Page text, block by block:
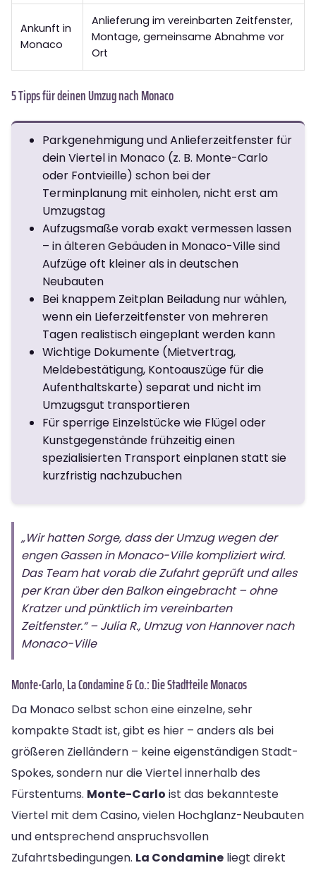
Ankunft in
Monaco
Anlieferung im vereinbarten Zeitfenster,
Montage, gemeinsame Abnahme vor
Ort
5 Tipps für deinen Umzug nach Monaco
Parkgenehmigung und Anlieferzeitfenster für
dein Viertel in Monaco (z. B. Monte-Carlo
oder Fontvieille) schon bei der
Terminplanung mit einholen, nicht erst am
Umzugstag
Aufzugsmaße vorab exakt vermessen lassen
– in älteren Gebäuden in Monaco-Ville sind
Aufzüge oft kleiner als in deutschen
Neubauten
Bei knappem Zeitplan Beiladung nur wählen,
wenn ein Lieferzeitfenster von mehreren
Tagen realistisch eingeplant werden kann
Wichtige Dokumente (Mietvertrag,
Meldebestätigung, Kontoauszüge für die
Aufenthaltskarte) separat und nicht im
Umzugsgut transportieren
Für sperrige Einzelstücke wie Flügel oder
Kunstgegenstände frühzeitig einen
spezialisierten Transport einplanen statt sie
kurzfristig nachzubuchen
„Wir hatten Sorge, dass der Umzug wegen der
engen Gassen in Monaco-Ville kompliziert wird.
Das Team hat vorab die Zufahrt geprüft und alles
per Kran über den Balkon eingebracht – ohne
Kratzer und pünktlich im vereinbarten
Zeitfenster.“ – Julia R., Umzug von Hannover nach
Monaco-Ville
Monte-Carlo, La Condamine & Co.: Die Stadtteile Monacos
Da Monaco selbst schon eine einzelne, sehr
kompakte Stadt ist, gibt es hier – anders als bei
größeren Zielländern – keine eigenständigen Stadt-
Spokes, sondern nur die Viertel innerhalb des
Fürstentums. Monte-Carlo ist das bekannteste
Viertel mit dem Casino, vielen Hochglanz-Neubauten
und entsprechend anspruchsvollen
Zufahrtsbedingungen. La Condamine liegt direkt